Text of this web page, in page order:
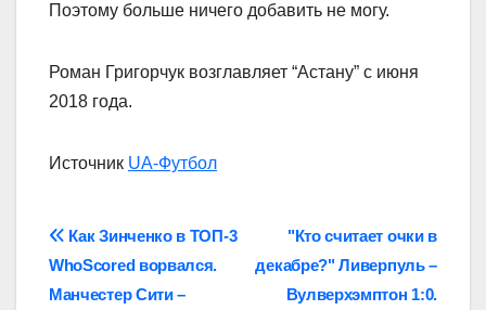
Поэтому больше ничего добавить не могу.
Роман Григорчук возглавляет “Астану” с июня
2018 года.
Источник UA-Футбол
Навігація
записів
"Кто считает очки в
декабре?" Ливерпуль –
Вулверхэмптон 1:0.
Как Зинченко в ТОП-3
WhoScored ворвался.
Манчестер Сити –